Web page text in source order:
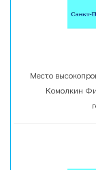
Место
Комолкин